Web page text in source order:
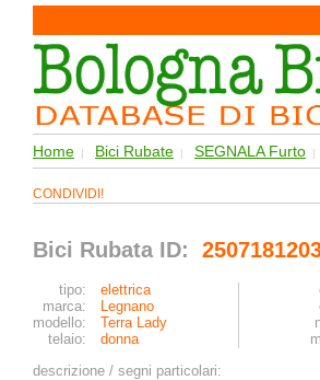
Home | Bici Rubate | SEGNALA Furto |
CONDIVIDI!
Bici Rubata ID:
tipo: elettrica
marca:
Legnano
modello:
Terra Lady
telaio:
donna
descrizione / segni particolari: